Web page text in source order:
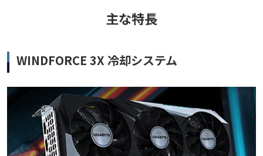
主な特長
WINDFORCE 3X 冷却システム